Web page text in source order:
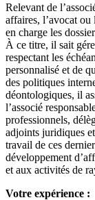
Relevant de
affaires, l’avocat ou
en charge les
À ce titre, il sait
respectant les
personnalisé et de
des politiques
déontologiques, il
l’associé
professionnels,
adjoints juridiques
travail de ces
développement
et aux activités de
Votre expérience :